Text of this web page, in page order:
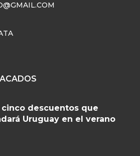
cinco descuentos que
Uruguay en el verano